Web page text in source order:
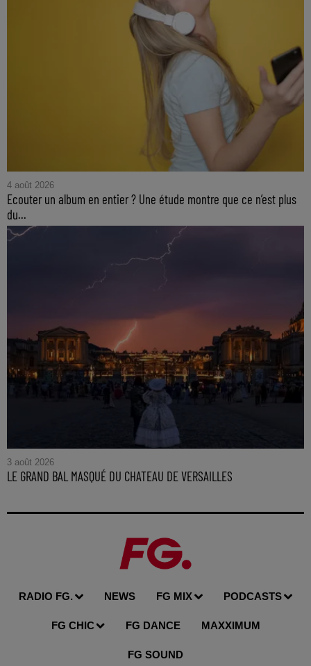
4 août 2026
Ecouter un album en entier ? Une étude montre que ce n’est plus
du...
3 août 2026
LE GRAND BAL MASQUÉ DU CHATEAU DE VERSAILLES
RADIO FG. NEWS FG MIX PODCASTS
FG CHIC FG DANCE MAXXIMUM
FG SOUND